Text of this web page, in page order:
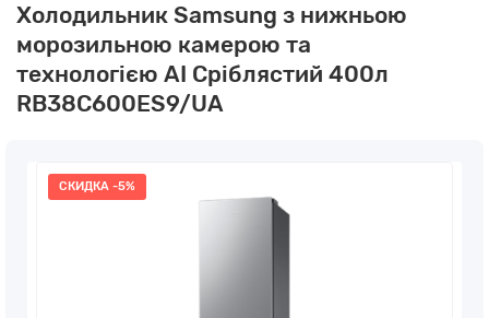
Холодильник Samsung з нижньою
морозильною камерою та
технологією AI Сріблястий 400л
RB38C600ES9/UA
СКИДКА -5%